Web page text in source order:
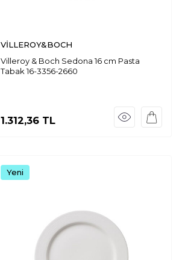
VİLLEROY&BOCH
Villeroy & Boch Sedona 16 cm Pasta
Tabak 16-3356-2660
1.312,36 TL
Yeni